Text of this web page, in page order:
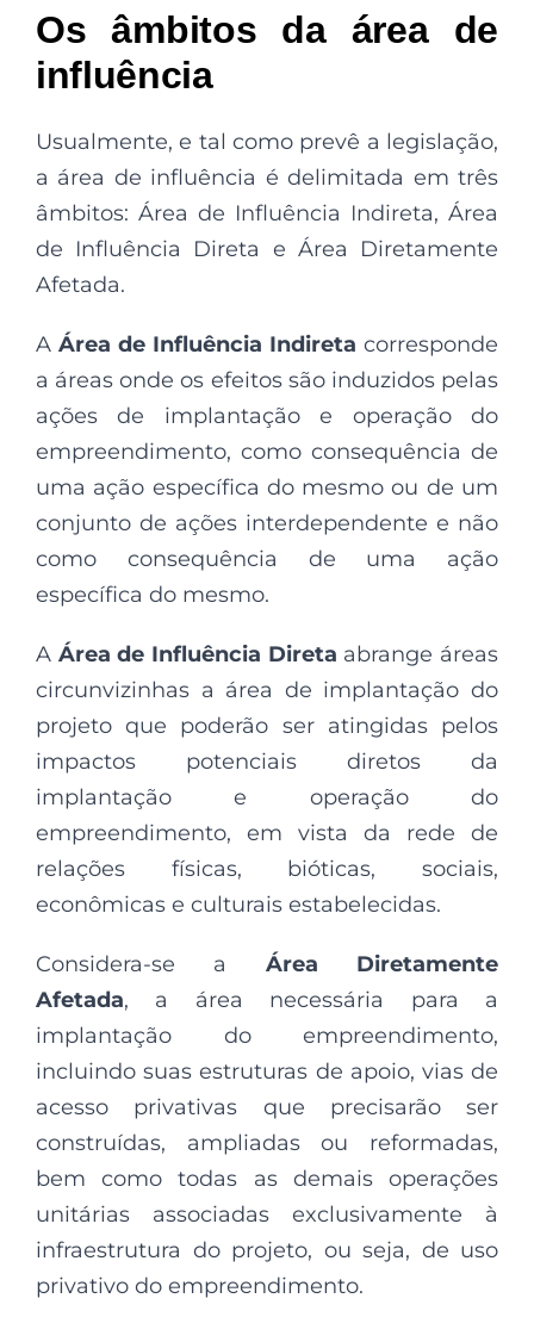
Os âmbitos da área de
influência
Usualmente, e tal como prevê a legislação,
a área de influência é delimitada em três
âmbitos: Área de Influência Indireta, Área
de Influência Direta e Área Diretamente
Afetada.
A Área de Influência Indireta corresponde
a áreas onde os efeitos são induzidos pelas
ações de implantação e operação do
empreendimento, como consequência de
uma ação específica do mesmo ou de um
conjunto de ações interdependente e não
como consequência de uma ação
específica do mesmo.
A Área de Influência Direta abrange áreas
circunvizinhas a área de implantação do
projeto que poderão ser atingidas pelos
impactos potenciais diretos da
implantação e operação do
empreendimento, em vista da rede de
relações físicas, bióticas, sociais,
econômicas e culturais estabelecidas.
Considera-se a Área Diretamente
Afetada, a área necessária para a
implantação do empreendimento,
incluindo suas estruturas de apoio, vias de
acesso privativas que precisarão ser
construídas, ampliadas ou reformadas,
bem como todas as demais operações
unitárias associadas exclusivamente à
infraestrutura do projeto, ou seja, de uso
privativo do empreendimento.